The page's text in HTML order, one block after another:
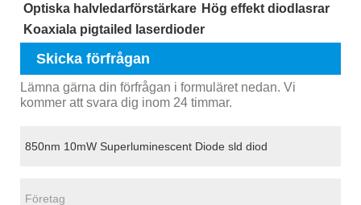
Optiska halvledarförstärkare Hög effekt diodlasrar
Koaxiala pigtailed laserdioder
Skicka förfrågan
Lämna gärna din förfrågan i formuläret nedan. Vi
kommer att svara dig inom 24 timmar.